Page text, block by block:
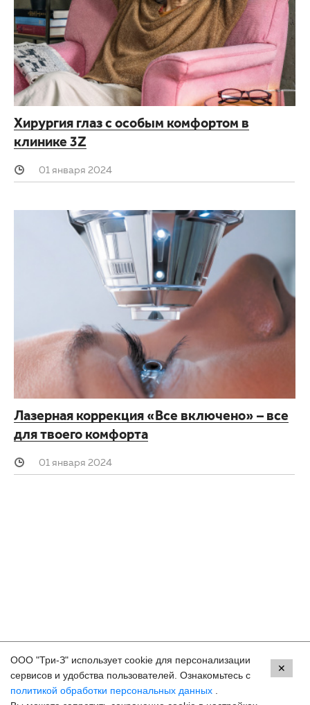
Хирургия глаз с особым комфортом в
клинике 3Z
01 января 2024
Лазерная коррекция «Все включено» – все
для твоего комфорта
01 января 2024
Контакты
Пермь, ул. Екатерининская, 105
ООО "Три-З" использует cookie для персонализации
сервисов и удобства пользователей. Ознакомьтесь с
политикой обработки персональных данных
✕